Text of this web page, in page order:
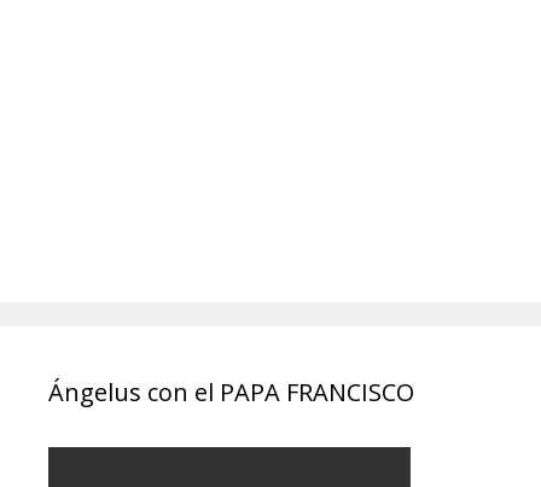
Ángelus con el PAPA FRANCISCO